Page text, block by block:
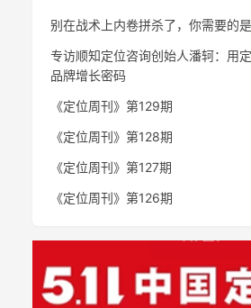
别在战术上内卷拼杀了，你需要的
专访顺知定位咨询创始人潘轲：用
品牌增长密码
《定位周刊》第129期
《定位周刊》第128期
《定位周刊》第127期
《定位周刊》第126期